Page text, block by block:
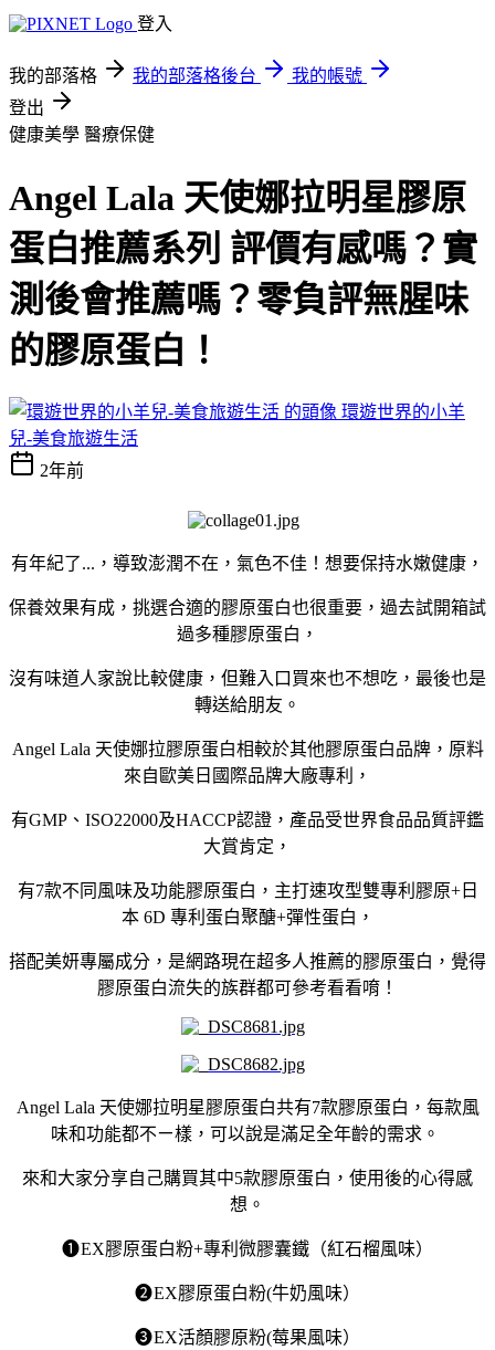
登入
我的部落格 我的部落格後台
我的帳號
登出
健康美學 醫療保健
Angel Lala 天使娜拉明星膠原
蛋白推薦系列 評價有感嗎？實
測後會推薦嗎？零負評無腥味
的膠原蛋白！
環遊世界的小羊
兒-美食旅遊生活
2年前
有年紀了...，導致澎潤不在，氣色不佳！想要保持水嫩健康，
保養效果有成，挑選合適的膠原蛋白也很重要，過去試開箱試
過多種膠原蛋白，
沒有味道人家說比較健康，但難入口買來也不想吃，最後也是
轉送給朋友。
Angel Lala 天使娜拉膠原蛋白相較於其他膠原蛋白品牌，原料
來自歐美日國際品牌大廠專利，
有GMP、ISO22000及HACCP認證，產品受世界食品品質評鑑
大賞肯定，
有7款不同風味及功能膠原蛋白，主打速攻型雙專利膠原+日
本 6D 專利蛋白聚醣+彈性蛋白，
搭配美妍專屬成分，是網路現在超多人推薦的膠原蛋白，覺得
膠原蛋白流失的族群都可參考看看唷！
Angel Lala 天使娜拉明星膠原蛋白共有7款膠原蛋白，每款風
味和功能都不ㄧ樣，可以說是滿足全年齡的需求。
來和大家分享自己購買其中5款膠原蛋白，使用後的心得感
想。
❶EX膠原蛋白粉+專利微膠囊鐵（紅石榴風味）
❷EX膠原蛋白粉(牛奶風味）
❸EX活顏膠原粉(莓果風味）